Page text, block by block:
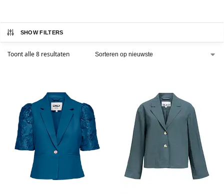
SHOW FILTERS
Toont alle 8 resultaten